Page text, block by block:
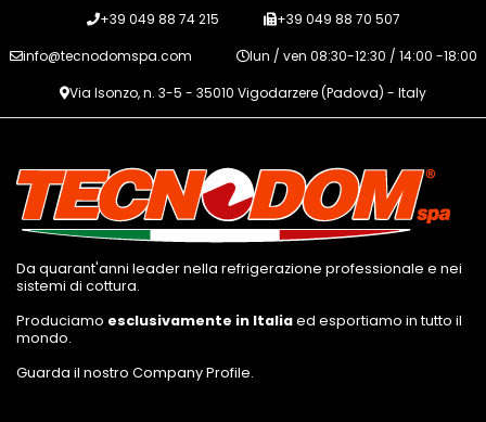
+39 049 88 74 215
+39 049 88 70 507
info@tecnodomspa.com
lun / ven 08:30-12:30 / 14:00 -18:00
Via Isonzo, n. 3-5 - 35010 Vigodarzere (Padova) - Italy
Da quarant'anni leader nella refrigerazione professionale e nei
sistemi di cottura.
Produciamo esclusivamente in Italiaed esportiamo in tutto il
mondo.
Guarda il nostro Company Profile.